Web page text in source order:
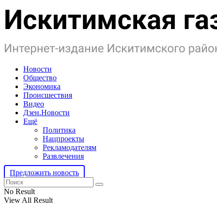
Новости
Общество
Экономика
Происшествия
Видео
Дзен.Новости
Ещё
Политика
Нацпроекты
Рекламодателям
Развлечения
Предложить новость
No Result
View All Result